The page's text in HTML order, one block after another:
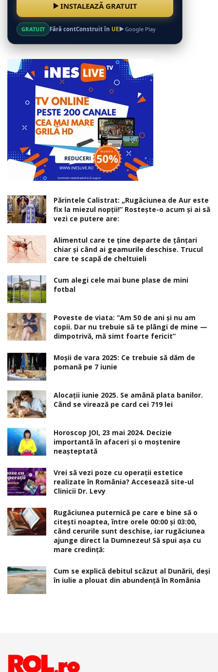
INSTALEAZĂ GRATUIT
GRATUIT Fără contConstruit în UE Google Play
Părintele Calistrat: „Rugăciunea de Aur este
fix la miezul nopţii!” Rosteşte-o acum şi ai să
vezi ce putere are:
Alimentul care te ține departe de țânțari
chiar și când ai geamurile deschise. Trucul
care te scapă de cheltuieli
Cum alegi cele mai bune plase de mini
fotbal
Poveste de viata: “Am 50 de ani și nu am
copii. Dar nu trebuie să te plângi de mine —
dimpotrivă, mă simt foarte fericit”
Moșii de vara 2025: Ce trebuie să dăm de
pomană pe 7 iunie
Alocaţii iunie 2025. Se amână plata banilor.
Când se virează pe card cei 719 lei
Horoscop JOI, 23 mai 2024. Decizie
importantă în afaceri şi o moştenire
neaşteptată
Vrei să vezi poze cu operații estetice
realizate în România? Accesează site-ul
Clinicii Dr. Levy
Rugăciunea puternică pe care e bine să o
citești noaptea, între orele 00:00 și 03:00,
când cerurile sunt deschise, iar rugăciunea
ajunge direct la Dumnezeu! Să spui așa cu
mare credință:
Cum se explică debitul scăzut al Dunării, deși
în iulie a plouat din abundență în România